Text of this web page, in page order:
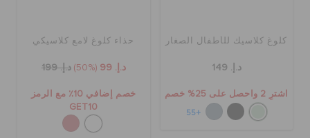
كلوغ كلاسيك للأطفال الصغار
د.إ. 149
اشترِ 2 واحصل على 25% خصم
+55
حذاء كلوغ لامع كلاسيكي
د.إ. 99 (50%) د.إ. 199
خصم إضافي 10٪ مع الرمز
GET10